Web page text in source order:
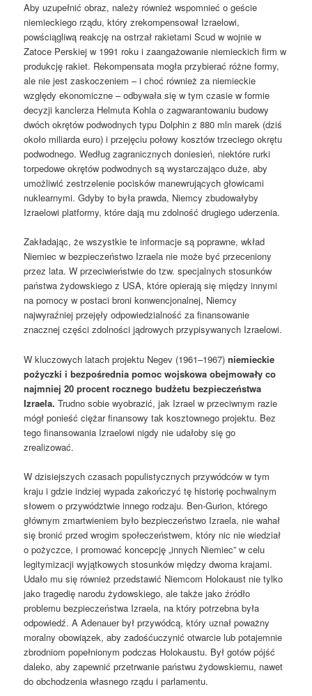
Aby uzupełnić obraz, należy również wspomnieć o geście
niemieckiego rządu, który zrekompensował Izraelowi,
powściągliwą reakcję na ostrzał rakietami Scud w wojnie w
Zatoce Perskiej w 1991 roku i zaangażowanie niemieckich firm w
produkcję rakiet. Rekompensata mogła przybierać różne formy,
ale nie jest zaskoczeniem – i choć również za niemieckie
względy ekonomiczne – odbywała się w tym czasie w formie
decyzji kanclerza Helmuta Kohla o zagwarantowaniu budowy
dwóch okrętów podwodnych typu Dolphin z 880 mln marek (dziś
około miliarda euro) i przejęciu połowy kosztów trzeciego okrętu
podwodnego. Według zagranicznych doniesień, niektóre rurki
torpedowe okrętów podwodnych są wystarczająco duże, aby
umożliwić zestrzelenie pocisków manewrujących głowicami
nuklearnymi. Gdyby to była prawda, Niemcy zbudowałyby
Izraelowi platformy, które dają mu zdolność drugiego uderzenia.
Zakładając, że wszystkie te informacje są poprawne, wkład
Niemiec w bezpieczeństwo Izraela nie może być przeceniony
przez lata. W przeciwieństwie do tzw. specjalnych stosunków
państwa żydowskiego z USA, które opierają się między innymi
na pomocy w postaci broni konwencjonalnej, Niemcy
najwyraźniej przejęły odpowiedzialność za finansowanie
znacznej części zdolności jądrowych przypisywanych Izraelowi.
W kluczowych latach projektu Negev (1961–1967) niemieckie
pożyczki i bezpośrednia pomoc wojskowa obejmowały co
najmniej 20 procent rocznego budżetu bezpieczeństwa
Izraela. Trudno sobie wyobrazić, jak Izrael w przeciwnym razie
mógł ponieść ciężar finansowy tak kosztownego projektu. Bez
tego finansowania Izraelowi nigdy nie udałoby się go
zrealizować.
W dzisiejszych czasach populistycznych przywódców w tym
kraju i gdzie indziej wypada zakończyć tę historię pochwalnym
słowem o przywództwie innego rodzaju. Ben-Gurion, którego
głównym zmartwieniem było bezpieczeństwo Izraela, nie wahał
się bronić przed wrogim społeczeństwem, który nic nie wiedział
o pożyczce, i promować koncepcję „innych Niemiec” w celu
legitymizacji wyjątkowych stosunków między dwoma krajami.
Udało mu się również przedstawić Niemcom Holokaust nie tylko
jako tragedię narodu żydowskiego, ale także jako źródło
problemu bezpieczeństwa Izraela, na który potrzebna była
odpowiedź. A Adenauer był przywódcą, który uznał poważny
moralny obowiązek, aby zadośćuczynić otwarcie lub potajemnie
zbrodniom popełnionym podczas Holokaustu. Był gotów pójść
daleko, aby zapewnić przetrwanie państwu żydowskiemu, nawet
do obchodzenia własnego rządu i parlamentu.